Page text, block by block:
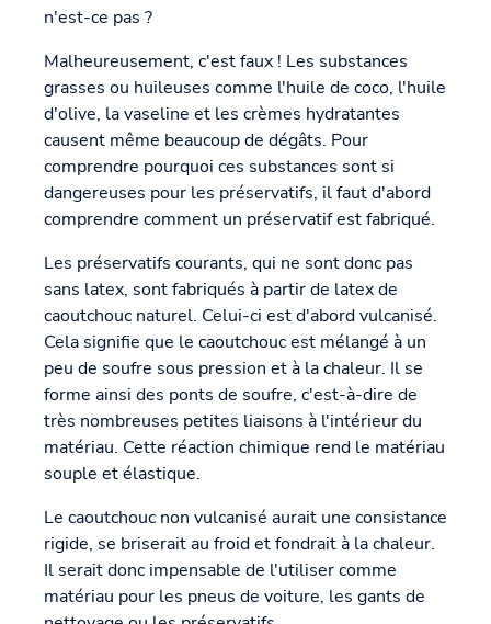
n'est-ce pas ?
Malheureusement, c'est faux ! Les substances
grasses ou huileuses comme l'huile de coco, l'huile
d'olive, la vaseline et les crèmes hydratantes
causent même beaucoup de dégâts. Pour
comprendre pourquoi ces substances sont si
dangereuses pour les préservatifs, il faut d'abord
comprendre comment un préservatif est fabriqué.
Les préservatifs courants, qui ne sont donc pas
sans latex, sont fabriqués à partir de latex de
caoutchouc naturel. Celui-ci est d'abord vulcanisé.
Cela signifie que le caoutchouc est mélangé à un
peu de soufre sous pression et à la chaleur. Il se
forme ainsi des ponts de soufre, c'est-à-dire de
très nombreuses petites liaisons à l'intérieur du
matériau. Cette réaction chimique rend le matériau
souple et élastique.
Le caoutchouc non vulcanisé aurait une consistance
rigide, se briserait au froid et fondrait à la chaleur.
Il serait donc impensable de l'utiliser comme
matériau pour les pneus de voiture, les gants de